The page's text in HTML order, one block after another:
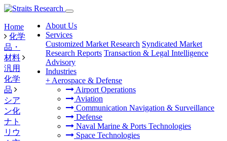
About Us
Services
Customized Market Research Syndicated Market
Research Reports Transaction & Legal Intelligence
Advisory
Industries
+ Aerospace & Defense
Airport Operations
Aviation
Communication Navigation & Surveillance
Defense
Naval Marine & Ports Technologies
Space Technologies
Home
化学
品・
材料
汎用
化学
品
シア
ン化
ナト
リウ